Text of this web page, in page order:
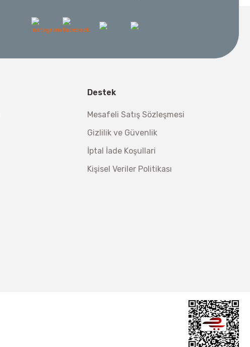
Destek
Mesafeli Satış Sözleşmesi
Gizlilik ve Güvenlik
İptal İade Koşullari
Kişisel Veriler Politikası